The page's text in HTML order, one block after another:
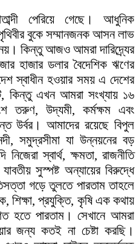
পেরিয়ে গেছে। আধুনিক
বুকে সম্মানজনক আসন লাভ
কিন্তু আজও আমরা দারিদ্র্যের
হাজার ডলার বৈদেশিক ঋণের
স্বাধীন হওয়ার সময় এ দেশের
কিন্তু এখন আমরা সংখ্যায় ১৬
তরুণ, উদ্যমী, কর্মক্ষম এবং
উর্বর। আমাদের রয়েছে বিপুল
সমুদ্রসীমা যা উন্নয়নের বড়
স্বার্থ, ক্ষমতা, রাজনীতি
সুস্পষ্ট অন্যায়ের বিরুদ্ধে
গড়ে তুলতে পারতাম তাহলে
শিক্ষা, প্রযুক্তি, কৃষি এক কথায়
হতে পারতাম। সেখানে আমরা
জন্য কতই না চেষ্টা করছি।